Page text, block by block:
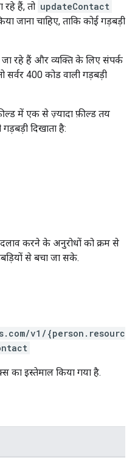
रहे हैं, तो updateContact
जाना चाहिए, ताकि कोई गड़बड़ी
रहे हैं और व्यक्ति के लिए संपर्क
सर्वर 400 कोड वाली गड़बड़ी
में एक से ज़्यादा फ़ील्ड तय
दिखाता है:
करने के अनुरोधों को क्रम से
से बचा जा सके.
v1/{person.resourc
का इस्तेमाल किया गया है.